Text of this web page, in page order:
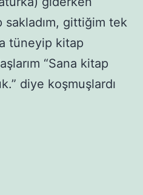
sakladım, gittiğim tek
tüneyip kitap
“Sana kitap
diye koşmuşlardı